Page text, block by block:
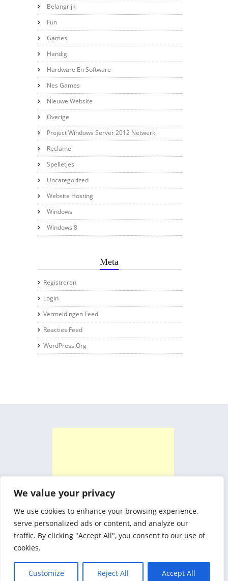
We value your privacy
We use cookies to enhance your browsing experience,
serve personalized ads or content, and analyze our
traffic. By clicking "Accept All", you consent to our use of
cookies.
Customize Reject All Accept All
Belangrijk
Fun
Games
Handig
Hardware En Software
Nes Games
Nieuwe Website
Overige
Project Windows Server 2012 Netwerk
Reclame
Spelletjes
Uncategorized
Website Hosting
Windows
Windows 8
Meta
Registreren
Login
Vermeldingen Feed
Reacties Feed
WordPress.org